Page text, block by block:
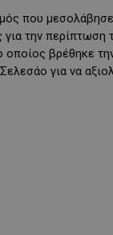
που
την περίπτωση
οποίος βρέθηκε
για να